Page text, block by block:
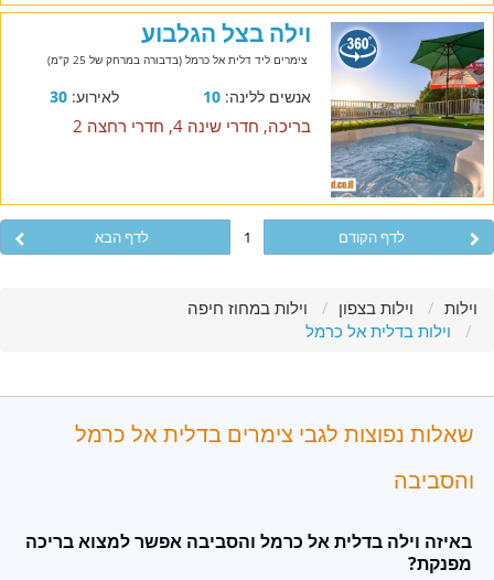
וילה בצל הגלבוע
צימרים ליד דלית אל כרמל (בדבורה במרחק של 25 ק"מ)
אנשים ללינה:10 לאירוע:30
בריכה, חדרי שינה 4, חדרי רחצה 2
לדף הקודם 1 לדף הבא
וילות וילות בצפון
וילות במחוז חיפה
וילות בדלית אל כרמל
שאלות נפוצות לגבי צימרים בדלית אל כרמל
והסביבה
באיזה וילה בדלית אל כרמל והסביבה אפשר למצוא בריכה
מפנקת?